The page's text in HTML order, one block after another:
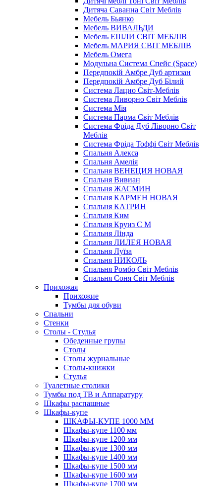
Дитяча Саванна Світ Меблів
Мебель Бьянко
Мебель ВИВАЛЬДИ
Мебель ЕШЛИ СВІТ МЕБЛІВ
Мебель МАРИЯ СВІТ МЕБЛІВ
Мебель Омега
Модульна Cистема Спейс (Space)
Передпокій Амбре Дуб артизан
Передпокій Амбре Дуб Білий
Система Лацио Світ-Меблів
Система Ливорно Світ Меблів
Система Мія
Система Парма Свiт Меблiв
Система Фріда Дуб Ліворно Світ
Меблів
Система Фріда Тоффі Світ Меблів
Спальня Алекса
Спальня Амелія
Спальня ВЕНЕЦИЯ НОВАЯ
Спальня Вивиан
Спальня ЖАСМИН
Спальня КАРМЕН НОВАЯ
Спальня КАТРИН
Спальня Ким
Спальня Круиз С М
Спальня Лінда
Спальня ЛИЛЕЯ НОВАЯ
Спальня Луїза
Спальня НИКОЛЬ
Спальня Ромбо Світ Меблів
Спальня Соня Світ Меблів
Прихожая
Прихожие
Тумбы для обуви
Спальни
Стенки
Столы - Стулья
Обеденные групы
Столы
Столы журнальные
Столы-книжки
Стулья
Туалетные столики
Тумбы под ТВ и Аппаратуру
Шкафы распашные
Шкафы-купе
ШКАФЫ-КУПЕ 1000 ММ
Шкафы-купе 1100 мм
Шкафы-купе 1200 мм
Шкафы-купе 1300 мм
Шкафы-купе 1400 мм
Шкафы-купе 1500 мм
Шкафы-купе 1600 мм
Шкафы-купе 1700 мм